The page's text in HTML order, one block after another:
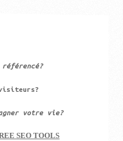
votre vie?
SEO TOOLS